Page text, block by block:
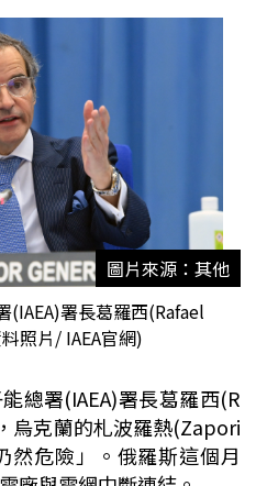
圖片來源：其他
(IAEA)署長葛羅西(Rafael
照片/ IAEA官網)
總署(IAEA)署長葛羅西(R
烏克蘭的札波羅熱(Zapori
然危險」。俄羅斯這個月